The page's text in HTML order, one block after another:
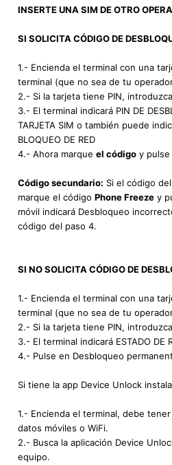
INSERTE UNA SIM DE OTRO
SI SOLICITA CÓDIGO DE
1.- Encienda el terminal con una
terminal (que no sea de tu
2.- Si la tarjeta tiene PIN,
3.- El terminal indicará PIN DE
TARJETA SIM o también puede
BLOQUEO DE RED
4.- Ahora marque el código y pulse
Código secundario: Si el código
marque el código Phone Freeze y
móvil indicará Desbloqueo
código del paso 4.
SI NO SOLICITA CÓDIGO DE
1.- Encienda el terminal con una
terminal (que no sea de tu
2.- Si la tarjeta tiene PIN,
3.- El terminal indicará ESTADO DE
4.- Pulse en Desbloqueo
Si tiene la app Device Unlock
1.- Encienda el terminal, debe
datos móviles o WiFi.
2.- Busca la aplicación Device
equipo.